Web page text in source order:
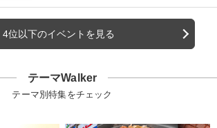
4位以下のイベントを見る
テーマWalker
テーマ別特集をチェック